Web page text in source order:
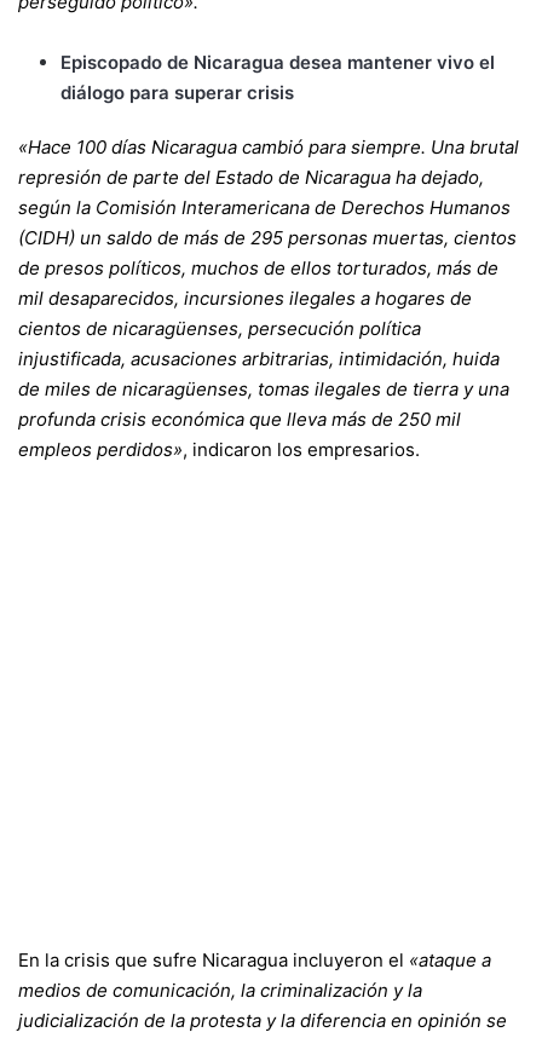
Episcopado de Nicaragua desea mantener vivo el
diálogo para superar crisis
«Hace 100 días Nicaragua cambió para siempre. Una brutal
represión de parte del Estado de Nicaragua ha dejado,
según la Comisión Interamericana de Derechos Humanos
(CIDH) un saldo de más de 295 personas muertas, cientos
de presos políticos, muchos de ellos torturados, más de
mil desaparecidos, incursiones ilegales a hogares de
cientos de nicaragüenses, persecución política
injustificada, acusaciones arbitrarias, intimidación, huida
de miles de nicaragüenses, tomas ilegales de tierra y una
profunda crisis económica que lleva más de 250 mil
empleos perdidos», indicaron los empresarios.
En la crisis que sufre Nicaragua incluyeron el «ataque a
medios de comunicación, la criminalización y la
judicialización de la protesta y la diferencia en opinión se